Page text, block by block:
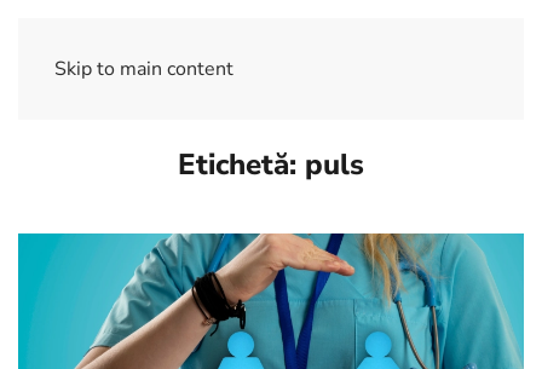
Skip to main content
Etichetă: puls